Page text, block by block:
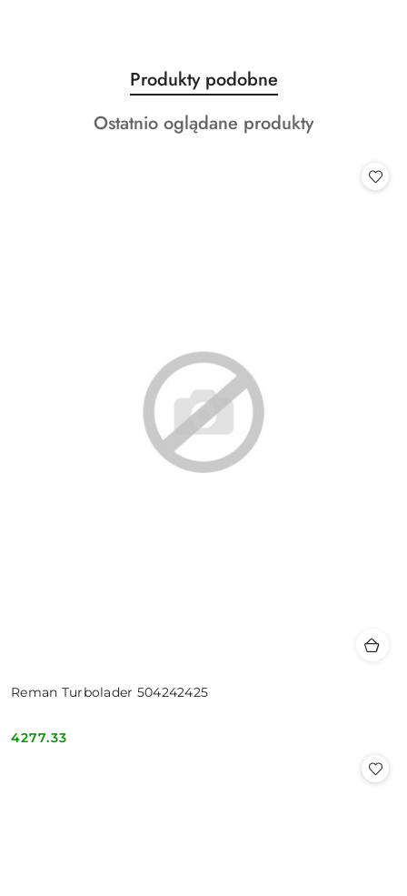
Pomiń karuzelę produktów
Produkty
o
statusie:
Produkty podobne
Produkty
Ostatnio oglądane produkty
Reman Turbolader 504242425
Cena:
4277.33